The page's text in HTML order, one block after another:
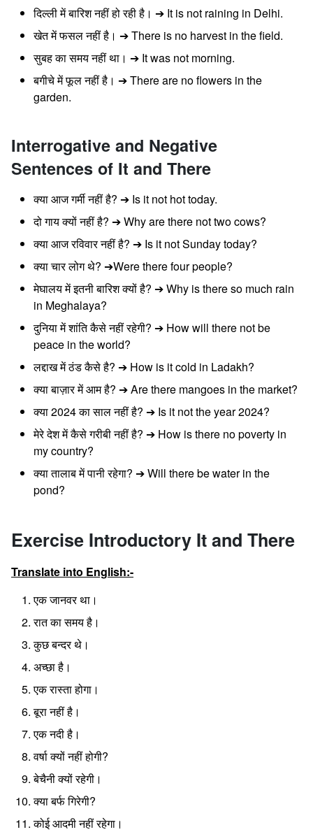
दिल्ली में बारिश नहीं हो रही है। ➔ It is not raining in Delhi.
खेत में फसल नहीं है। ➔ There is no harvest in the field.
सुबह का समय नहीं था। ➔ It was not morning.
बगीचे में फूल नहीं है। ➔ There are no flowers in the
garden.
Interrogative and Negative
Sentences of It and There
क्या आज गर्मी नहीं है? ➔ Is it not hot today.
दो गाय क्यों नहीं है? ➔ Why are there not two cows?
क्या आज रविवार नहीं है? ➔ Is it not Sunday today?
क्या चार लोग थे? ➔Were there four people?
मेघालय में इतनी बारिश क्यों है? ➔ Why is there so much rain
in Meghalaya?
दुनिया में शांति कैसे नहीं रहेगी? ➔ How will there not be
peace in the world?
लद्दाख में ठंड कैसे है? ➔ How is it cold in Ladakh?
क्या बाज़ार में आम है? ➔ Are there mangoes in the market?
क्या 2024 का साल नहीं है? ➔ Is it not the year 2024?
मेरे देश में कैसे गरीबी नहीं है? ➔ How is there no poverty in
my country?
क्या तालाब में पानी रहेगा? ➔ Will there be water in the
pond?
Exercise Introductory It and There
Translate into English:-
एक जानवर था।
रात का समय है।
कुछ बन्दर थे।
अच्छा है।
एक रास्ता होगा।
बूरा नहीं है।
एक नदी है।
वर्षा क्यों नहीं होगी?
बेचैनी क्यों रहेगी।
क्या बर्फ गिरेगी?
कोई आदमी नहीं रहेगा।